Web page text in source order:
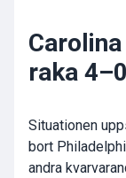
raka
Situationen
bort
andra